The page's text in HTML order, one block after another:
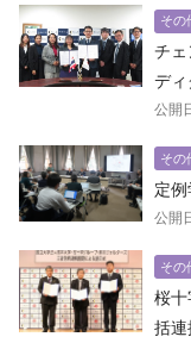
その
チェ
ディ
公開
その
定
公開
その
桜十
括連